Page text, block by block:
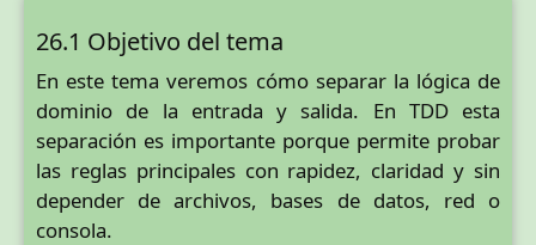
26.1 Objetivo del tema
En este tema veremos cómo separar la lógica de
dominio de la entrada y salida. En TDD esta
separación es importante porque permite probar
las reglas principales con rapidez, claridad y sin
depender de archivos, bases de datos, red o
consola.